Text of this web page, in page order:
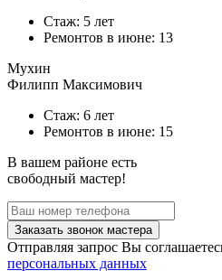
Стаж: 5 лет
Ремонтов в июне: 13
Мухин
Филипп Максимович
Стаж: 6 лет
Ремонтов в июне: 15
В вашем районе есть
свободный мастер!
Заказать звонок мастера
Отправляя запрос Вы
персональных данных